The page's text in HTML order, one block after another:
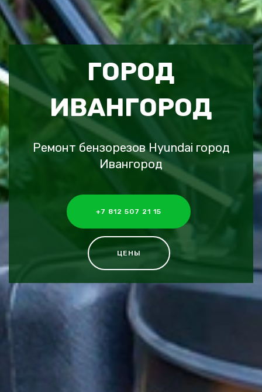
ГОРОД
ИВАНГОРОД
Ремонт бензорезов Hyundai город
Ивангород
+7 812 507 21 15
ЦЕНЫ